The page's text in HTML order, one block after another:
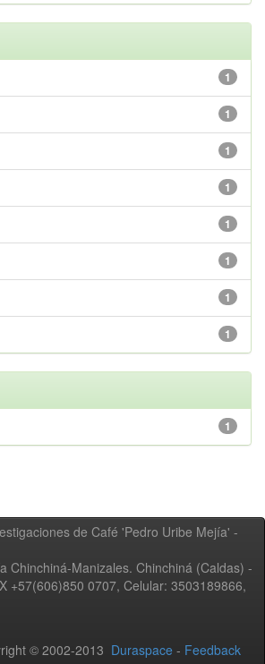
1
1
1
1
1
1
1
1
1
de Café 'Pedro Uribe Mejía' -
Chinchiná-Manizales. Chinchiná (Caldas) -
+57(606)850 0707, Celular: 3503189866,
© 2002-2013 Duraspace - Feedback